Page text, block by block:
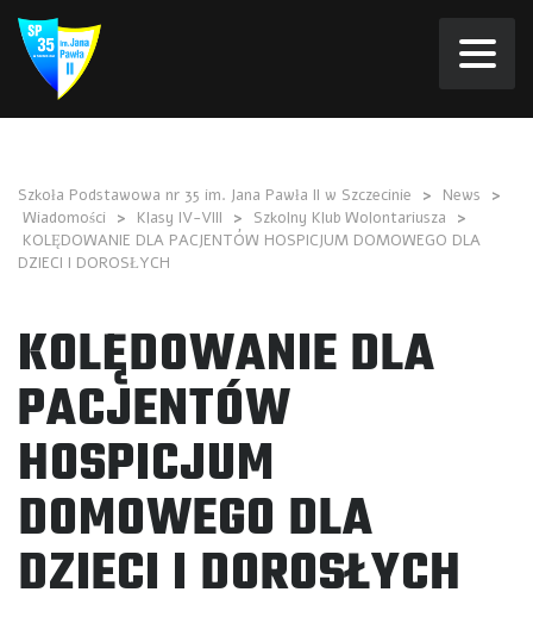
Szkoła Podstawowa nr 35 im. Jana Pawła II w Szczecinie > News
>
Wiadomości
> Klasy IV-VIII > Szkolny Klub Wolontariusza
>
KOLĘDOWANIE DLA PACJENTÓW HOSPICJUM DOMOWEGO DLA
DZIECI I DOROSŁYCH
KOLĘDOWANIE DLA
PACJENTÓW
HOSPICJUM
DOMOWEGO DLA
DZIECI I DOROSŁYCH